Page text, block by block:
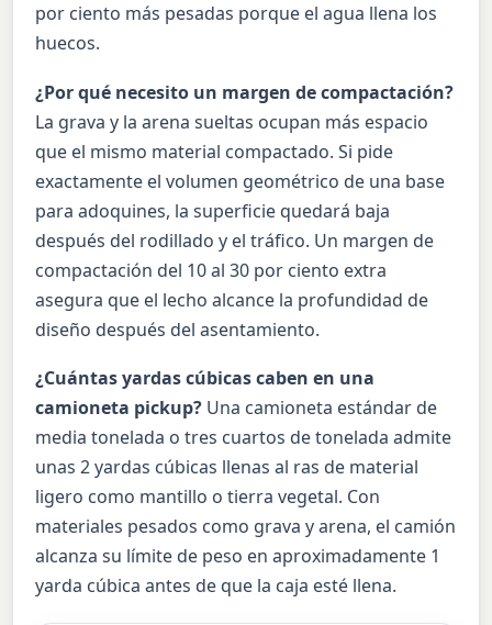
por ciento más pesadas porque el agua llena los
huecos.
¿Por qué necesito un margen de compactación?
La grava y la arena sueltas ocupan más espacio
que el mismo material compactado. Si pide
exactamente el volumen geométrico de una base
para adoquines, la superficie quedará baja
después del rodillado y el tráfico. Un margen de
compactación del 10 al 30 por ciento extra
asegura que el lecho alcance la profundidad de
diseño después del asentamiento.
¿Cuántas yardas cúbicas caben en una
camioneta pickup? Una camioneta estándar de
media tonelada o tres cuartos de tonelada admite
unas 2 yardas cúbicas llenas al ras de material
ligero como mantillo o tierra vegetal. Con
materiales pesados como grava y arena, el camión
alcanza su límite de peso en aproximadamente 1
yarda cúbica antes de que la caja esté llena.